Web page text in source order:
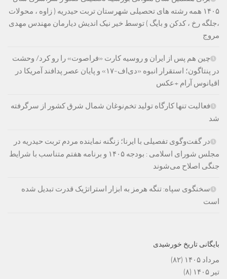
۱۴۰۵ همه رشته های تحصیلی شهرستان تربت حیدریه ( زاوه ، محولات
،جلگه رخ ، کدکن و بایگ ) توسط خیر نیک اندیش دیارمان مهندس مهدی
مروج
چین هم پس از ایران و روسیه کارت «فراصوت» را رو کرد/ وحشت
در پنتاگون؛ استقرار انبوه «دی‌اف‑۱۷» و پایان عصر پدافند آمریکا در
اقیانوس آرام +عکس
فعالیت تنها کارگاه تولید تخم‌نوغان شمال شرق کشور از سرگرفته
شد
در گفت‌وگوی تفصیلی با ایرنا؛ زنگنه نماینده مردم تربت حیدریه در
مجلس شورای اسلامی : بودجه ۱۴۰۵ و برنامه هفتم متناسب با شرایط
جنگی اصلاح می‌شوند
سخنگوی سپاه: تنگه هرمز به ابزار استراتژیک قدرت تبدیل شده
است
بایگانی تاریخ خورشیدی
مرداد ۱۴۰۵
(۸۲)
تیر ۱۴۰۵
(۸)